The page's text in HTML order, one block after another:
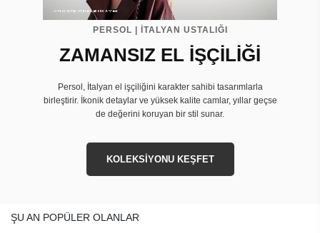
PERSOL | İTALYAN USTALIĞI
ZAMANSIZ EL İŞÇİLİĞİ
Persol, İtalyan el işçiliğini karakter sahibi tasarımlarla
birleştirir. İkonik detaylar ve yüksek kalite camlar, yıllar geçse
de değerini koruyan bir stil sunar.
KOLEKSİYONU KEŞFET
ŞU AN POPÜLER OLANLAR